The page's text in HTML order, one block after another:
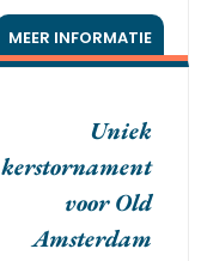
MEER INFORMATIE
Uniek
kerstornament
voor Old
Amsterdam